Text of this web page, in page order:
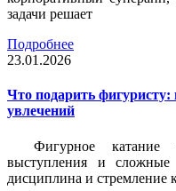
задачи решает
Подробнее
23.01.2026
Что подарить фигуристу:
увлечений
Фигурное
выступления и
дисциплина и стремление